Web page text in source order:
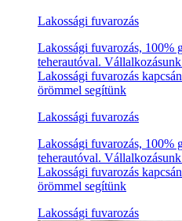
Lakossági fuvarozás
Lakossági fuvarozás, 100%
teherautóval.
Lakossági fuvarozás
örömmel segítünk
Lakossági fuvarozás
Lakossági fuvarozás, 100%
teherautóval.
Lakossági fuvarozás
örömmel segítünk
Lakossági fuvarozás